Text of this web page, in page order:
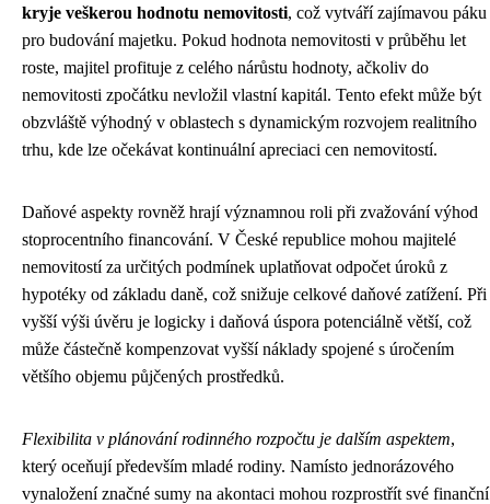
kryje veškerou hodnotu nemovitosti, což vytváří zajímavou páku
pro budování majetku. Pokud hodnota nemovitosti v průběhu let
roste, majitel profituje z celého nárůstu hodnoty, ačkoliv do
nemovitosti zpočátku nevložil vlastní kapitál. Tento efekt může být
obzvláště výhodný v oblastech s dynamickým rozvojem realitního
trhu, kde lze očekávat kontinuální apreciaci cen nemovitostí.
Daňové aspekty rovněž hrají významnou roli při zvažování výhod
stoprocentního financování. V České republice mohou majitelé
nemovitostí za určitých podmínek uplatňovat odpočet úroků z
hypotéky od základu daně, což snižuje celkové daňové zatížení. Při
vyšší výši úvěru je logicky i daňová úspora potenciálně větší, což
může částečně kompenzovat vyšší náklady spojené s úročením
většího objemu půjčených prostředků.
Flexibilita v plánování rodinného rozpočtu je dalším aspektem,
který oceňují především mladé rodiny. Namísto jednorázového
vynaložení značné sumy na akontaci mohou rozprostřít své finanční